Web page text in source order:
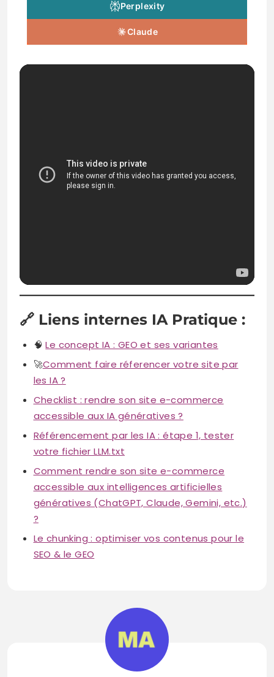
Perplexity
Claude
🔗 Liens internes IA Pratique :
🧠Le concept IA : GEO et ses variantes
🚀Comment faire réferencer votre site par
les IA ?
Checklist : rendre son site e-commerce
accessible aux IA génératives ?
Référencement par les IA : étape 1, tester
votre fichier LLM.txt
Comment rendre son site e-commerce
accessible aux intelligences artificielles
génératives (ChatGPT, Claude, Gemini, etc.)
?
Le chunking : optimiser vos contenus pour le
SEO & le GEO